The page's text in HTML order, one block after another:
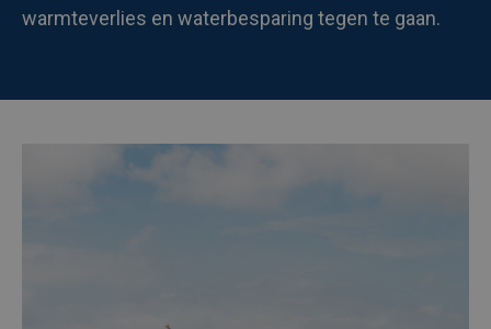
warmteverlies en waterbesparing tegen te gaan.